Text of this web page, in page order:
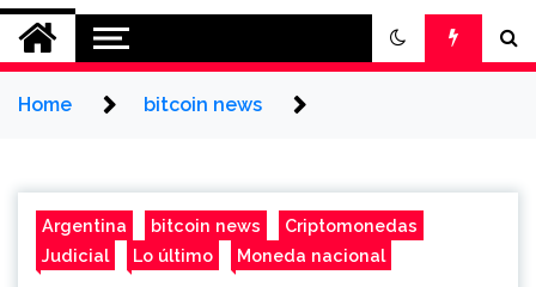
Home bitcoin news
Argentina bitcoin news
Criptomonedas
Judicial
Lo último Moneda nacional